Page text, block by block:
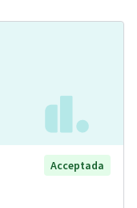
Acceptada